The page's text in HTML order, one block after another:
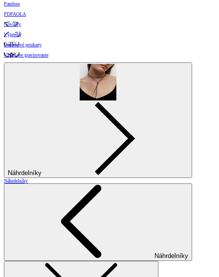
Pandora
PDPAOLA
Novinky
Výpredaj
Darčekové poukazy
Vzory pre gravírovanie
Náhrdelníky
Náhrdelníky
Náhrdelníky